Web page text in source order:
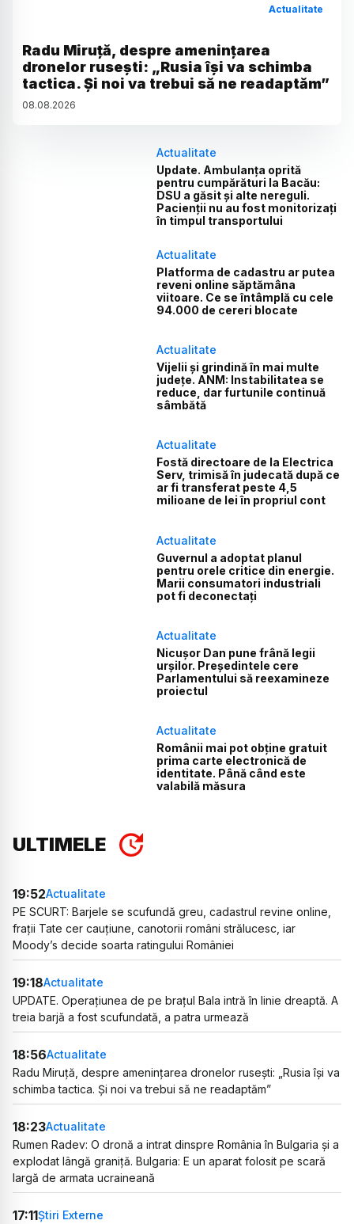
Actualitate
Radu Miruță, despre amenințarea
dronelor rusești: „Rusia își va schimba
tactica. Și noi va trebui să ne readaptăm”
08.08.2026
Actualitate
Update. Ambulanța oprită
pentru cumpărături la Bacău:
DSU a găsit și alte nereguli.
Pacienții nu au fost monitorizați
în timpul transportului
Actualitate
Platforma de cadastru ar putea
reveni online săptămâna
viitoare. Ce se întâmplă cu cele
94.000 de cereri blocate
Actualitate
Vijelii și grindină în mai multe
județe. ANM: Instabilitatea se
reduce, dar furtunile continuă
sâmbătă
Actualitate
Fostă directoare de la Electrica
Serv, trimisă în judecată după ce
ar fi transferat peste 4,5
milioane de lei în propriul cont
Actualitate
Guvernul a adoptat planul
pentru orele critice din energie.
Marii consumatori industriali
pot fi deconectați
Actualitate
Nicușor Dan pune frână legii
urșilor. Președintele cere
Parlamentului să reexamineze
proiectul
Actualitate
Românii mai pot obține gratuit
prima carte electronică de
identitate. Până când este
valabilă măsura
ULTIMELE
19:52Actualitate
PE SCURT: Barjele se scufundă greu, cadastrul revine online,
frații Tate cer cauțiune, canotorii români strălucesc, iar
Moody’s decide soarta ratingului României
19:18Actualitate
UPDATE. Operațiunea de pe brațul Bala intră în linie dreaptă. A
treia barjă a fost scufundată, a patra urmează
18:56Actualitate
Radu Miruță, despre amenințarea dronelor rusești: „Rusia își va
schimba tactica. Și noi va trebui să ne readaptăm”
18:23Actualitate
Rumen Radev: O dronă a intrat dinspre România în Bulgaria și a
explodat lângă graniță. Bulgaria: E un aparat folosit pe scară
largă de armata ucraineană
17:11Știri Externe